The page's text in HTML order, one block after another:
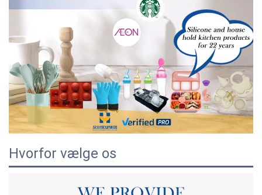
Hvorfor vælge os